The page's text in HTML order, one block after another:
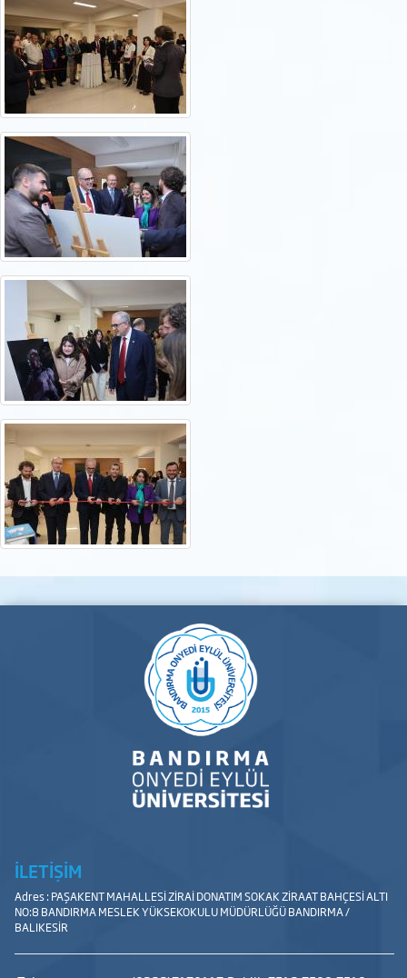
İLETİŞİM
Adres : PAŞAKENT MAHALLESİ ZİRAİ DONATIM SOKAK ZİRAAT BAHÇESİ ALTI
NO:8 BANDIRMA MESLEK YÜKSEKOKULU MÜDÜRLÜĞÜ BANDIRMA /
BALIKESİR